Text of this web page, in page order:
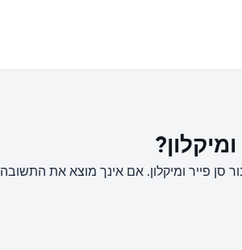
סן פייר ומיקלון. אם אינך מוצא את התשובה